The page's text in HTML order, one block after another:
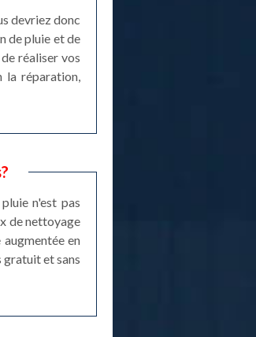
devriez donc
de pluie et de
réaliser vos
la réparation,
n'est pas
de nettoyage
en
et sans